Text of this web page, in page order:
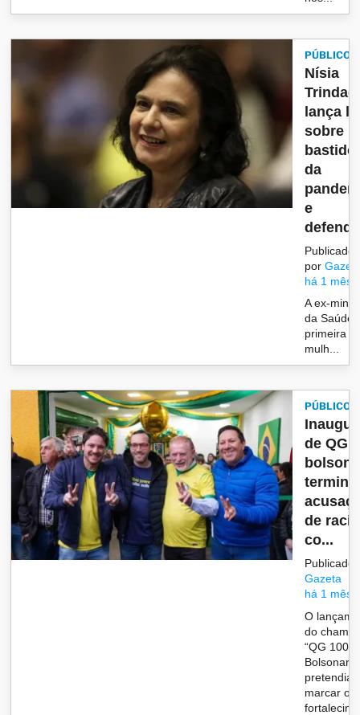
PÚBLICO
Nísia
lança
sobre
da
e
Publicado
por
há 1 mês
A ex-
da Saúde
primeira
mulh...
PÚBLICO
de QG
de
co...
Publicado
Gazeta
há 1 mês
O
do
“QG 100%
pretendia
marcar o